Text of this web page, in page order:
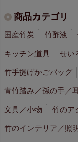
商品カテゴリ
国産竹炭 竹酢液
キッチン道具 せい
竹手提げかごバッグ
青竹踏み／孫の手／
文具／小物 竹のア
竹のインテリア／照